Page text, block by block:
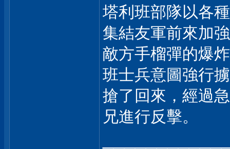
塔利班部隊以各
集結友軍前來加
敵方手榴彈的爆
班士兵意圖強行
搶了回來，經過
兄進行反擊。